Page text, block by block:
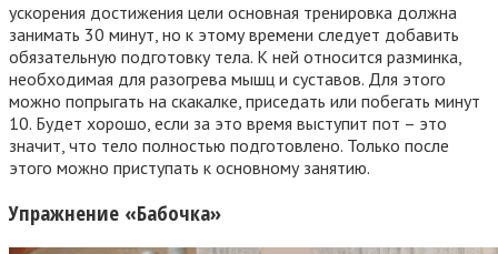
ускорения достижения цели основная тренировка должна
занимать 30 минут, но к этому времени следует добавить
обязательную подготовку тела. К ней относится разминка,
необходимая для разогрева мышц и суставов. Для этого
можно попрыгать на скакалке, приседать или побегать минут
10. Будет хорошо, если за это время выступит пот – это
значит, что тело полностью подготовлено. Только после
этого можно приступать к основному занятию.
Упражнение «Бабочка»